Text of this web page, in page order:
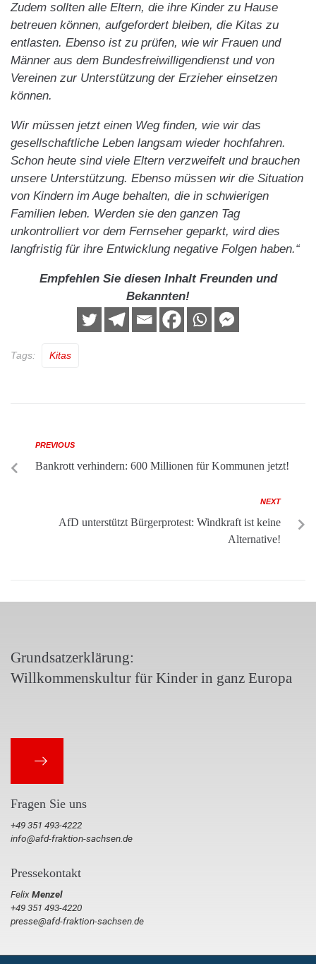
Zudem sollten alle Eltern, die ihre Kinder zu Hause
betreuen können, aufgefordert bleiben, die Kitas zu
entlasten. Ebenso ist zu prüfen, wie wir Frauen und
Männer aus dem Bundesfreiwilligendienst und von
Vereinen zur Unterstützung der Erzieher einsetzen
können.
Wir müssen jetzt einen Weg finden, wie wir das
gesellschaftliche Leben langsam wieder hochfahren.
Schon heute sind viele Eltern verzweifelt und brauchen
unsere Unterstützung. Ebenso müssen wir die Situation
von Kindern im Auge behalten, die in schwierigen
Familien leben. Werden sie den ganzen Tag
unkontrolliert vor dem Fernseher geparkt, wird dies
langfristig für ihre Entwicklung negative Folgen haben.“
Empfehlen Sie diesen Inhalt Freunden und
Bekannten!
Tags: Kitas
PREVIOUS
Bankrott verhindern: 600 Millionen für Kommunen jetzt!
NEXT
AfD unterstützt Bürgerprotest: Windkraft ist keine
Alternative!
Grundsatzerklärung:
Willkommenskultur für Kinder in ganz Europa
Fragen Sie uns
+49 351 493-4222
info@afd-fraktion-sachsen.de
Pressekontakt
FelixMenzel
+49 351 493-4220
presse@afd-fraktion-sachsen.de